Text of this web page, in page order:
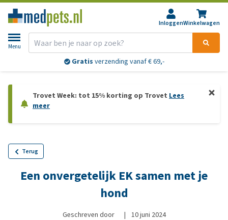
InloggenWinkelwagen
Menu
Gratis verzending vanaf € 69,-
Trovet Week: tot 15% korting op Trovet Lees
meer
Terug
Een onvergetelijk EK samen met je
hond
Geschreven door | 10 juni 2024